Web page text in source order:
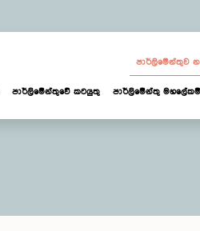
පාර්ලි‌මේන්තුව
පාර්ලිමේන්තුවේ කටයුතු පාර්ලිමේන්තු